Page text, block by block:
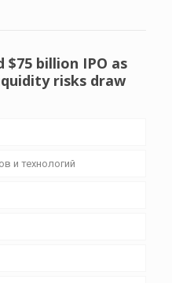
billion IPO as
risks draw
и технологий